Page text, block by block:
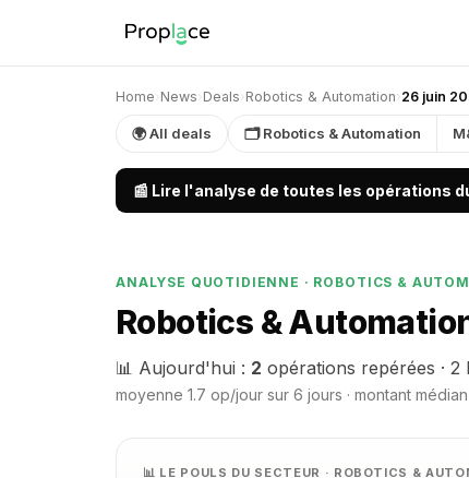
Home› News› Deals› Robotics & Automation› 26 juin
🌍 All deals 🗂 Robotics & Automation
📰 Lire l'analyse de toutes les opérations
ANALYSE QUOTIDIENNE · ROBOTICS &
Robotics &
📊 Aujourd'hui : 2 opérations repérées · 2
moyenne 1.7 op/jour sur 6 jours · montant
📊 LE POULS DU SECTEUR · ROBOTICS &